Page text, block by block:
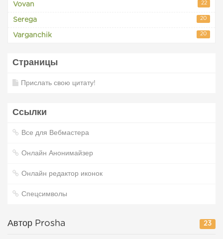
Vovan 22
Serega 20
Varganchik 20
Страницы
Прислать свою цитату!
Ссылки
Все для Вебмастера
Онлайн Анонимайзер
Онлайн редактор иконок
Спецсимволы
Автор Prosha 23